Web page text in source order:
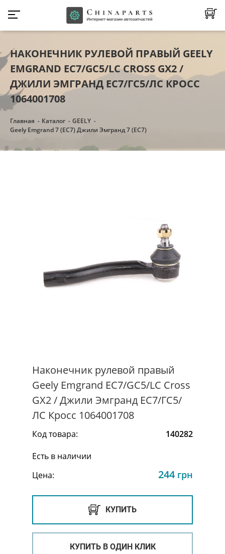
НАКОНЕЧНИК РУЛЕВОЙ ПРАВЫЙ GEELY
EMGRAND EC7/GC5/LC CROSS GX2 /
ДЖИЛИ ЭМГРАНД ЕС7/ГС5/ЛС КРОСС
1064001708
Главная Каталог
GEELY
Geely Emgrand 7 (EC7) Джили Эмгранд 7 (ЕC7)
Наконечник рулевой правый
Geely Emgrand EC7/GC5/LC Cross
GX2 / Джили Эмгранд ЕС7/ГС5/
ЛС Кросс 1064001708
Код товара:
140282
Есть в наличии
Цена:
244 грн
КУПИТЬ
КУПИТЬ В ОДИН КЛИК